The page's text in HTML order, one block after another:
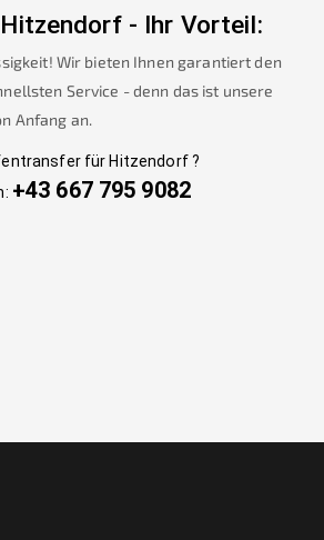
Hitzendorf- Ihr Vorteil:
Wir bieten Ihnen garantiert den
Service - denn das ist unsere
Anfang an.
für Hitzendorf?
+43 667 795 9082